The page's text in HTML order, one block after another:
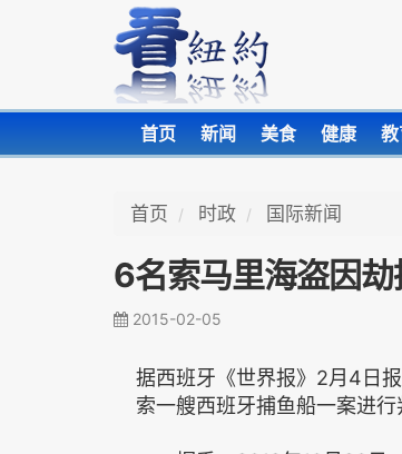
首页 新闻 美食 健康
首页 时政 国际新闻
6名索马里海盗因
2015-02-05
据西班牙《世界报》2月4日
索一艘西班牙捕鱼船一案进